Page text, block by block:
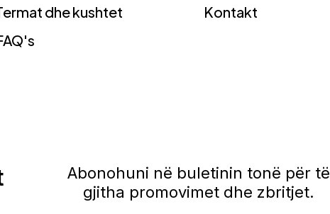
dhe kushtet
Kontakt
Abonohuni në buletinin tonë për të
gjitha promovimet dhe zbritjet.